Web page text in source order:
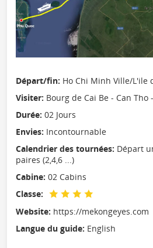
Départ/fin: Ho Chi Minh Ville/L'ile
Visiter: Bourg de Cai Be - Can Tho
Durée: 02 Jours
Envies: Incontournable
Calendrier des tournées: Départ
paires (2,4,6 ...)
Cabine: 02 Cabins
Classe:
Website: https://mekongeyes.com
Langue du guide: English